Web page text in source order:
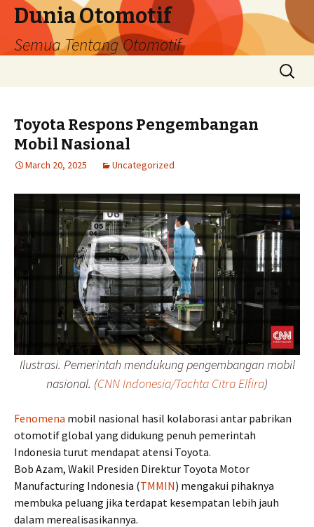
Dunia Otomotif
Semua Tentang Otomotif
Search
for:
Toyota Respons Pengembangan
Mobil Nasional
March 20, 2025 Uncategorized
Ilustrasi. Pemerintah mendukung pengembangan mobil
nasional. (CNN Indonesia/Tachta Citra Elfira)
Fenomena mobil nasional hasil kolaborasi antar pabrikan
otomotif global yang didukung penuh pemerintah
Indonesia turut mendapat atensi Toyota.
Bob Azam, Wakil Presiden Direktur Toyota Motor
Manufacturing Indonesia (TMMIN) mengakui pihaknya
membuka peluang jika terdapat kesempatan lebih jauh
dalam merealisasikannya.